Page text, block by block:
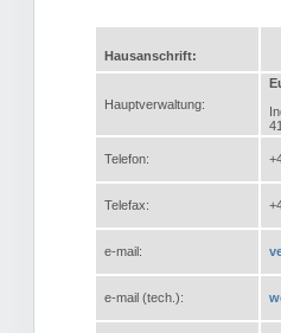
Hausanschrift:
Hauptverwaltung:
Telefon:
Telefax:
e-mail:
e-mail (tech.):